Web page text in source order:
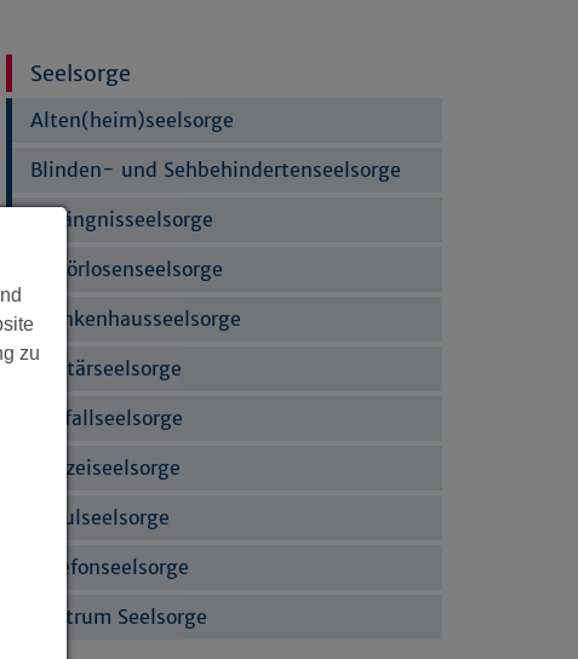
Seelsorge
Alten(heim)seelsorge
Blinden- und Sehbehindertenseelsorge
Gefängnisseelsorge
Gehörlosenseelsorge
Krankenhausseelsorge
Militärseelsorge
Notfallseelsorge
Polizeiseelsorge
Schulseelsorge
Telefonseelsorge
Zentrum Seelsorge
zu